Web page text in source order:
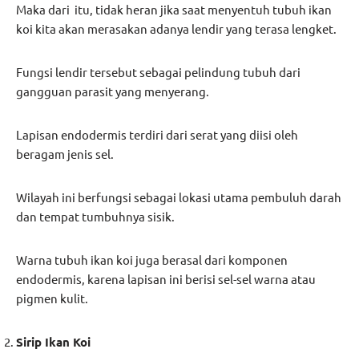
Maka dari itu, tidak heran jika saat menyentuh tubuh ikan
koi kita akan merasakan adanya lendir yang terasa lengket.
Fungsi lendir tersebut sebagai pelindung tubuh dari
gangguan parasit yang menyerang.
Lapisan endodermis terdiri dari serat yang diisi oleh
beragam jenis sel.
Wilayah ini berfungsi sebagai lokasi utama pembuluh darah
dan tempat tumbuhnya sisik.
Warna tubuh ikan koi juga berasal dari komponen
endodermis, karena lapisan ini berisi sel-sel warna atau
pigmen kulit.
Sirip Ikan Koi